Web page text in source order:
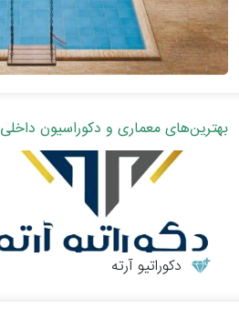
بهترین‌های معماری و دکوراسیون داخلی
دکوراتیو آرته